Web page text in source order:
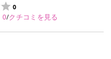
0
0/クチコミを見る